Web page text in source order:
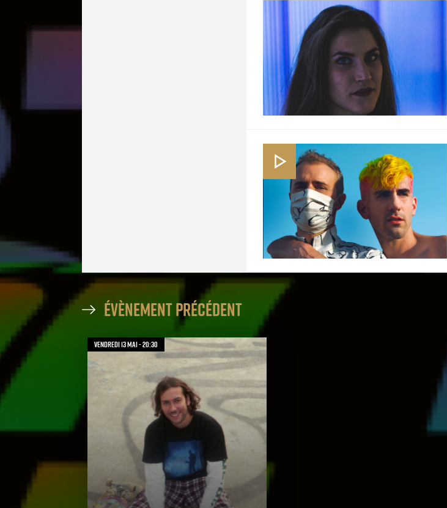
évènement précédent
vendredi 13 mai - 20:30